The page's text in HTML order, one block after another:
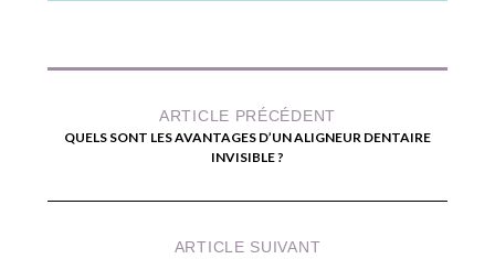
ARTICLE PRÉCÉDENT
QUELS SONT LES AVANTAGES D’UN ALIGNEUR DENTAIRE
INVISIBLE ?
ARTICLE SUIVANT